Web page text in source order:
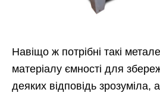
Навіщо ж потрібні такі
матеріалу ємності для
деяких відповідь зрозуміла,